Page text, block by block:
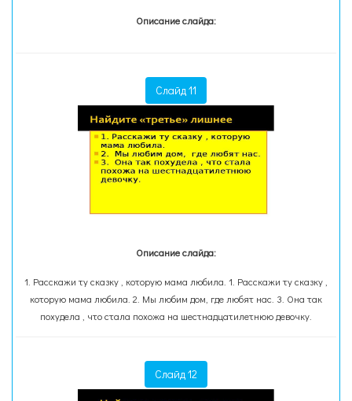
Описание слайда:
Слайд 11
Описание слайда:
1. Расскажи ту сказку , которую мама любила. 1. Расскажи ту сказку ,
которую мама любила. 2. Мы любим дом, где любят нас. 3. Она так
похудела , что стала похожа на шестнадцатилетнюю девочку.
Слайд 12